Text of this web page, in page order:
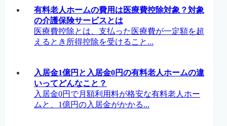
有料老人ホームの費用は医療費控除対象？対象
の介護保険サービスとは
医療費控除とは、支払った医療費が一定額を超
えるとき所得控除を受けること...
入居金1億円と入居金0円の有料老人ホームの違
いってどんなこと？
入居金0円で月額利用料が格安な有料老人ホー
ムと、1億円の入居金がかかる...